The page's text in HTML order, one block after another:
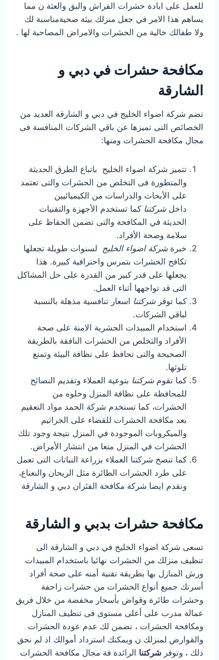
للعمل على ابادة حشرات الفراش والبق والعثة ن مما
يساهم هذا الامر في جعل منزلك بيئة صحيةمناسبة لك
ولا طفالك خالية من الحشرات والامراض المصاحبة لها .
مكافحة حشرات في دبي و
الشارقة
تضم شركة اضواء الخليج في دبي و الشارقة العديد من
الخصائص التى تميزها عن باقي الشركات المنافسة فى
مجال مكافحة الحشرات ومنها:
تتميز شركة اضواء الخليج باتباع الطرق الحديثة
والمتطورة فى التخلص من الحشرات والتى تعتمد
على الأبحاث والدراسات من الكيميائيين
داخلشركتنا كما تستخدم الأجهزة والتقنيات
الحديثة في المكافحة والتى تضمن الحفاظ على
سلامة وصحة الأفراد.
خبرةشركة اضواء الخليج لسنوات طويلة تجعلها
تكافح الحشرات بتمرس واحترافية كبيرة. هذا
يجعلها على قدر كبير من القدرة على حل المشاكل
التى قد تواجهها أثناء العمل.
كما توفرشركتنا اسعار تنافسية مذهلة بالنسبة
لباقي الشركات.
استخدام المبيدات الحشرية الامنة على صحة
الأفراد والتخلص من الحشرات النافقة بالطريقة
الصحيحة والتى تحافظ على نظافة البيئة وتمنع
تلوثها.
كما تقومشركتنا بتوعية العملاء وتقديم النصائح
للمحافظة على نظافة المنزل وخلوه من
الحشرات، كما تستخدم شركة الحمد مواد التعقيم
بعد مكافحة الحشرات للقضاء على الجراثيم
والميكروبات الموجودة في المنزل نتيجة وجود تلك
الحشرات في المنزل منعا من انتشار الأمراض.
كما تنصح شركتنا العملاء بزراعة النباتات التى تعمل
على طرد الحشرات الطائرة مثل الريحان والنعناع،
ونقدم ايضا شركة مكافحة الفئران دبي و الشارقة
مكافحة حشرات بدبي و الشارقة
تسعى شركة اضواء الخليج في دبي و الشارقة الى
تنظيف منزلك من الحشرات نهائيا باستخدام المبيدات
ورش المنازل بها بطريقة تقنية أمنه على صحة أفراد
أسرتك جميع أنواع الحشرات من حشرات زاحفة
وحشرات طائرة وقواض بأسحار مخفضة من خلال فريق
عمالة مدرب على أعلى مستوى فى تنظيف المنازل
ومكافحة الحشرات ، نضمن لك عدم عودة الحشرات
والقوارض لمنزلك ن ويمكنك استرداد أموالك اذ لم نحق
ذلك ، وتوفر شركتنا الرائدة فة مجال مكافحة الحشرات